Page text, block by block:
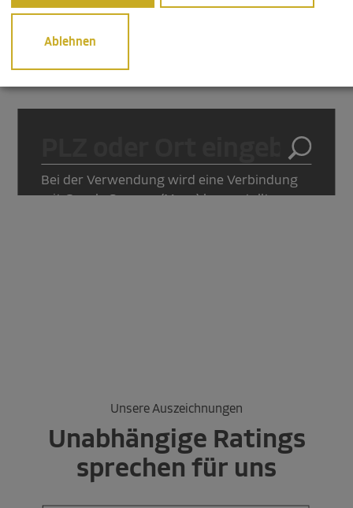
Bei der Verwendung wird eine Verbindung
mit Google Servern (Maps) hergestellt.
Unsere Auszeichnungen
Unabhängige Ratings
sprechen für uns
Ablehnen